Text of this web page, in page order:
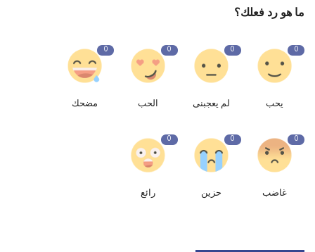
ما هو رد فعلك؟
0
يحب
0
لم يعجبنى
0
الحب
0
مضحك
0
غاضب
0
حزين
0
رائع